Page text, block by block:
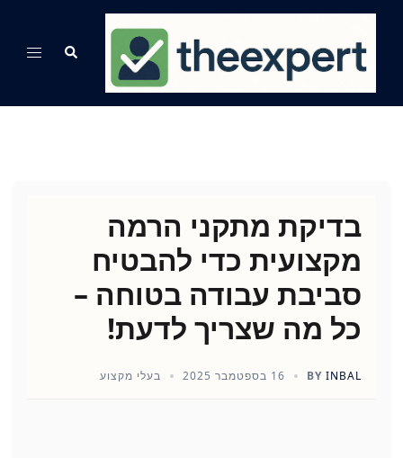
content
Search
Toggle
בדיקת מתקני הרמה
מקצועית כדי להבטיח
סביבת עבודה בטוחה –
כל מה שצריך לדעת!
BY INBAL 16 בספטמבר 2025 בעלי מקצוע